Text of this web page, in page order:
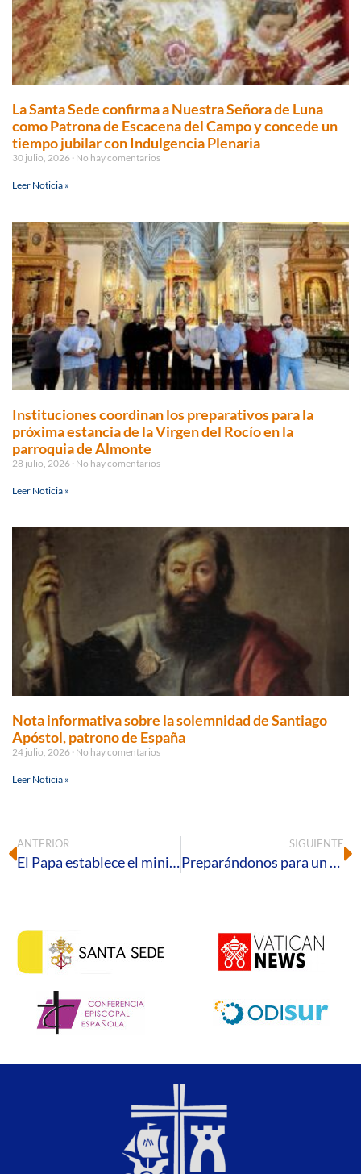
La Santa Sede confirma a Nuestra Señora de Luna
como Patrona de Escacena del Campo y concede un
tiempo jubilar con Indulgencia Plenaria
30 julio, 2026 No hay comentarios
Leer Noticia »
Instituciones coordinan los preparativos para la
próxima estancia de la Virgen del Rocío en la
parroquia de Almonte
28 julio, 2026 No hay comentarios
Leer Noticia »
Nota informativa sobre la solemnidad de Santiago
Apóstol, patrono de España
24 julio, 2026 No hay comentarios
Leer Noticia »
ANTERIOR
El Papa establece el ministerio del catequista
SIGUIENTE
Preparándonos para un nuevo Pentecostés